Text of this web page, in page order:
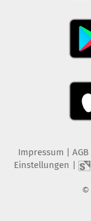
Impressum AGB
Einstellungen
©